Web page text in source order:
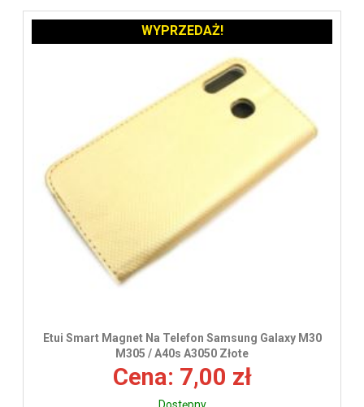
Etui Smart Magnet Na Telefon Samsung Galaxy M30
M305 / A40s A3050 Złote
Cena: 7,00 zł
Dostępny
WYPRZEDAŻ!